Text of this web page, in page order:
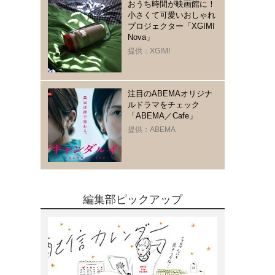
おうち時間が映画館に！
小さくて可愛いおしゃれ
プロジェクター「XGIMI
Nova」
提供：XGIMI
注目のABEMAオリジナ
ルドラマをチェック
「ABEMA／Cafe」
提供：ABEMA
編集部ピックアップ